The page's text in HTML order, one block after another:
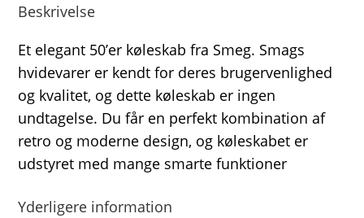
Beskrivelse
Et elegant 50’er køleskab fra Smeg. Smags
hvidevarer er kendt for deres brugervenlighed
og kvalitet, og dette køleskab er ingen
undtagelse. Du får en perfekt kombination af
retro og moderne design, og køleskabet er
udstyret med mange smarte funktioner
Yderligere information